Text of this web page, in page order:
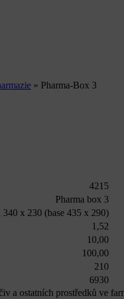
» Pharma-Box 3
4215
Pharma box 3
340 x 230 (base 435 x 290)
1,52
10,00
100,00
210
6930
a ostatních prostředků ve